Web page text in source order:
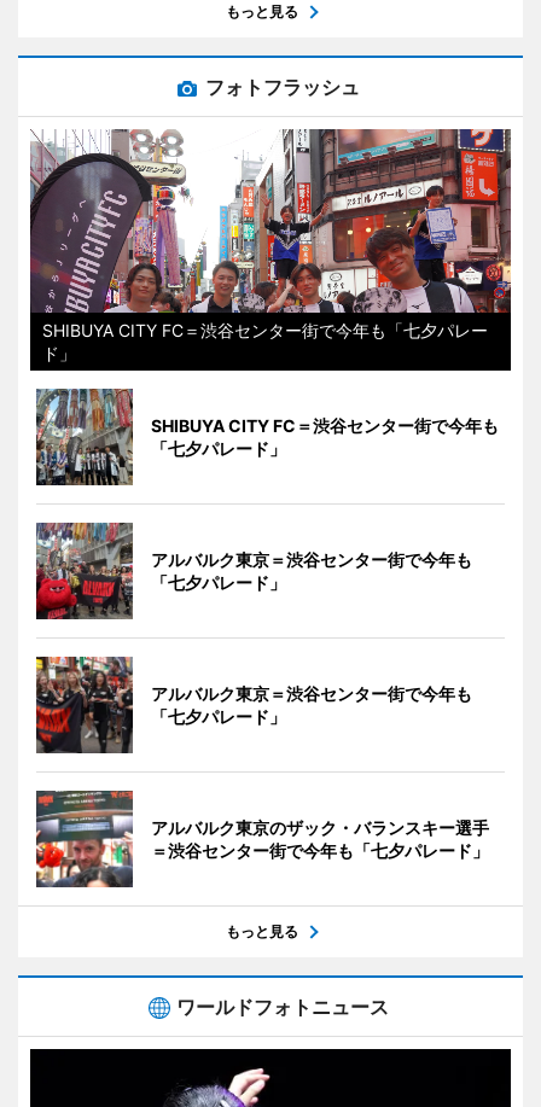
もっと見る
フォトフラッシュ
SHIBUYA CITY FC＝渋谷センター街で今年も「七夕パレー
ド」
SHIBUYA CITY FC＝渋谷センター街で今年も
「七夕パレード」
アルバルク東京＝渋谷センター街で今年も
「七夕パレード」
アルバルク東京＝渋谷センター街で今年も
「七夕パレード」
アルバルク東京のザック・バランスキー選手
＝渋谷センター街で今年も「七夕パレード」
もっと見る
ワールドフォトニュース